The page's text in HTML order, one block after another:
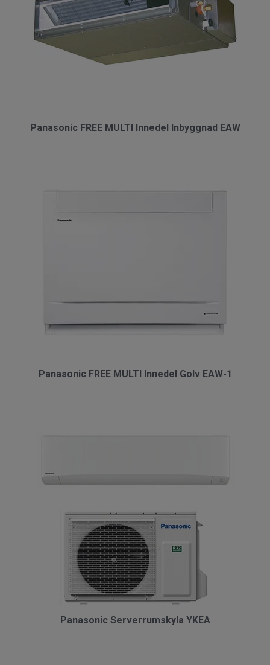
Panasonic FREE MULTI Innedel Inbyggnad EAW
Panasonic FREE MULTI Innedel Golv EAW-1
Panasonic Serverrumskyla YKEA